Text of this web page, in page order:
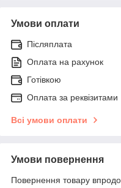
Умови оплати
Післяплата
Оплата на рахунок
Готівкою
Оплата за реквізитами
Всі умови оплати
Умови повернення
Повернення товару